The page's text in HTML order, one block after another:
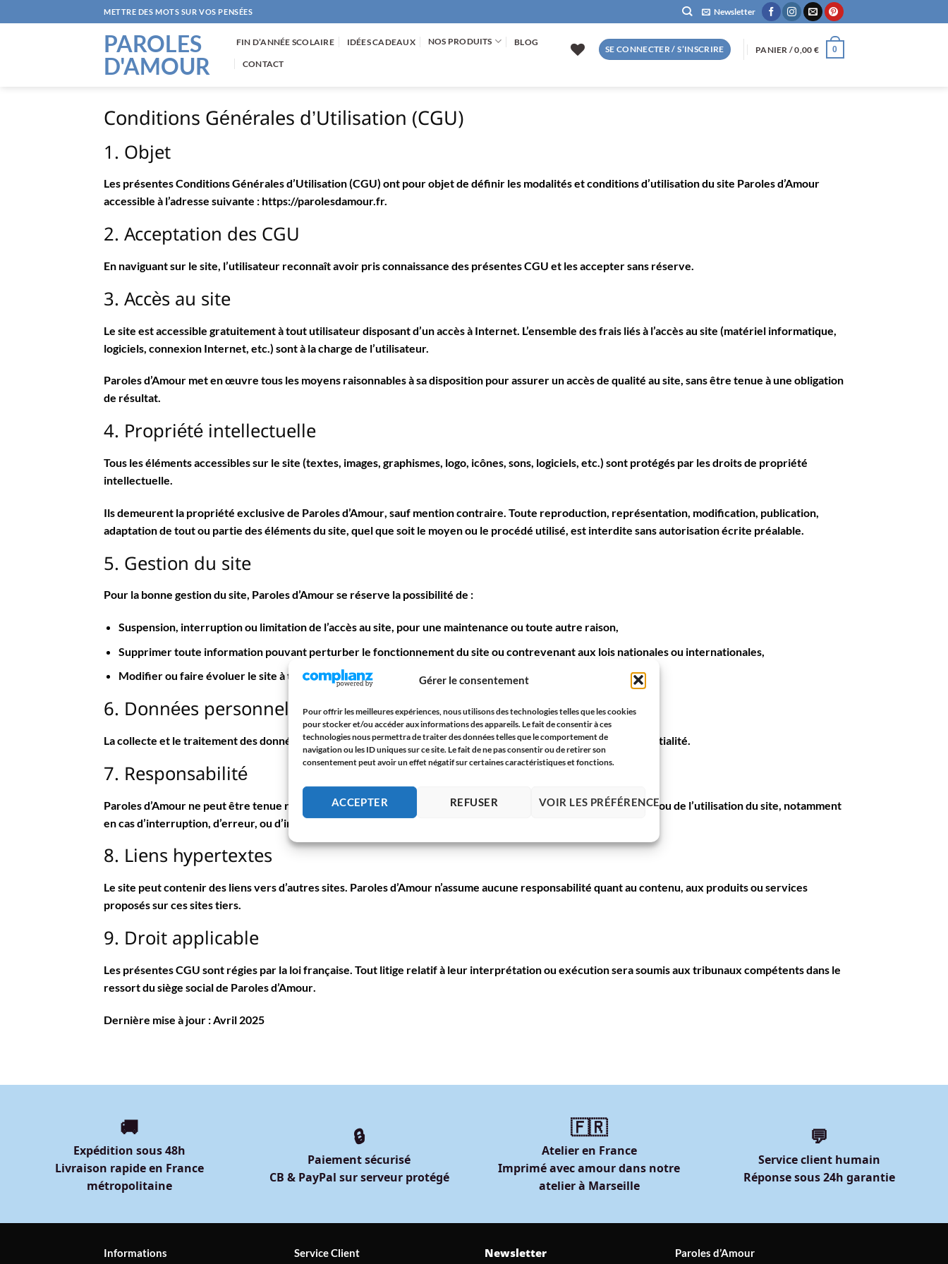
Gérer le consentement
Pour offrir les meilleures expériences, nous utilisons des technologies telles que les cookies
pour stocker et/ou accéder aux informations des appareils. Le fait de consentir à ces
technologies nous permettra de traiter des données telles que le comportement de
navigation ou les ID uniques sur ce site. Le fait de ne pas consentir ou de retirer son
consentement peut avoir un effet négatif sur certaines caractéristiques et fonctions.
ACCEPTER REFUSER VOIR LES PRÉFÉRENCES
au
METTRE DES MOTS SUR VOS PENSÉES Newsletter
PAROLES
D'AMOUR
FIN D’ANNÉE SCOLAIRE IDÉES CADEAUX NOS PRODUITS BLOG
CONTACT
SE CONNECTER / S’INSCRIRE PANIER /0,00 € 0
Conditions Générales d’Utilisation (CGU)
1. Objet
Les présentes Conditions Générales d’Utilisation (CGU) ont pour objet de définir les modalités et conditions d’utilisation du site Paroles d’Amour
accessible à l’adresse suivante : https://parolesdamour.fr.
2. Acceptation des CGU
En naviguant sur le site, l’utilisateur reconnaît avoir pris connaissance des présentes CGU et les accepter sans réserve.
3. Accès au site
Le site est accessible gratuitement à tout utilisateur disposant d’un accès à Internet. L’ensemble des frais liés à l’accès au site (matériel informatique,
logiciels, connexion Internet, etc.) sont à la charge de l’utilisateur.
Paroles d’Amour met en œuvre tous les moyens raisonnables à sa disposition pour assurer un accès de qualité au site, sans être tenue à une obligation
de résultat.
4. Propriété intellectuelle
Tous les éléments accessibles sur le site (textes, images, graphismes, logo, icônes, sons, logiciels, etc.) sont protégés par les droits de propriété
intellectuelle.
Ils demeurent la propriété exclusive de Paroles d’Amour , sauf mention contraire. Toute reproduction, représentation, modification, publication,
adaptation de tout ou partie des éléments du site, quel que soit le moyen ou le procédé utilisé, est interdite sans autorisation écrite préalable.
5. Gestion du site
Pour la bonne gestion du site, Paroles d’Amourse réserve la possibilité de :
Suspension, interruption ou limitation de l’accès au site, pour une maintenance ou toute autre raison,
Supprimer toute information pouvant perturber le fonctionnement du site ou contrevenant aux lois nationales ou internationales,
Modifier ou faire évoluer le site à tout moment.
6. Données personnelles
La collecte et le traitement des données personnelles sont réalisés conformément à notrePolitique de confidentialité.
7. Responsabilité
Paroles d’Amour ne peut être tenue responsable des dommages directs ou indirects pouvant résulter de l’accès ou de l’utilisation du site, notamment
en cas d’interruption, d’erreur, ou d’intrusion frauduleuse.
8. Liens hypertextes
Le site peut contenir des liens vers d’autres sites. Paroles d’Amour n’assume aucune responsabilité quant au contenu, aux produits ou services
proposés sur ces sites tiers.
9. Droit applicable
Les présentes CGU sont régies par la loi française. Tout litige relatif à leur interprétation ou exécution sera soumis aux tribunaux compétents dans le
ressort du siège social de Paroles d’Amour
Dernière mise à jour : Avril 2025
🚚
Expédition sous 48h
Livraison rapide en France
métropolitaine
🔒
Paiement sécurisé
CB & PayPal sur serveur protégé
🇫🇷
Atelier en France
Imprimé avec amour dans notre
atelier à Marseille
💬
Service client humain
Réponse sous 24h garantie
Informations
Service Client
Newsletter
Paroles d’Amour